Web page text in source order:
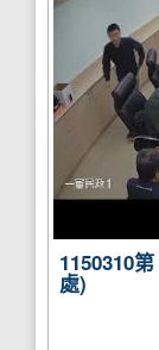
1150310
處)